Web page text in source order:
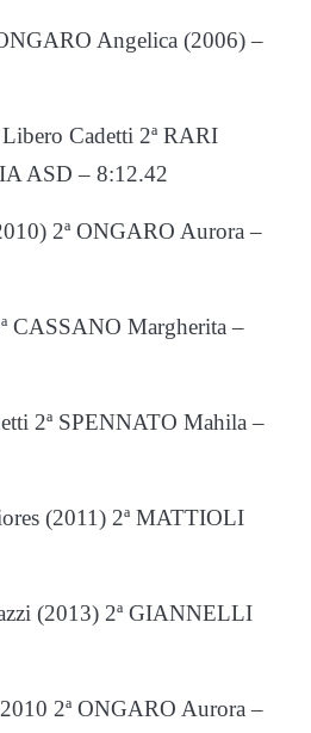
Angelica (2006) –
Cadetti 2ª RARI
ASD – 8:12.42
2ª ONGARO Aurora –
CASSANO Margherita –
2ª SPENNATO Mahila –
(2011) 2ª MATTIOLI
(2013) 2ª GIANNELLI
2ª ONGARO Aurora –